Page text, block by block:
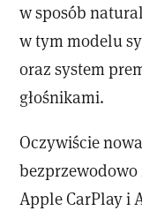
w sposób
w tym modelu
oraz system
głośnikami.
Oczywiście
Apple CarPlay i